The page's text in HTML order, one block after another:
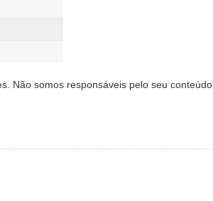
Não somos responsáveis pelo seu conteúdo.